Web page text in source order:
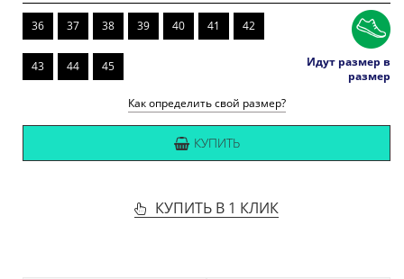
36 37 38 39 40 41 42
43 44 45
Идут размер в
размер
Как определить свой размер?
КУПИТЬ
КУПИТЬ В 1 КЛИК